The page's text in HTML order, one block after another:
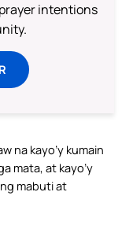
intentions
na kayo’y kumain
mata, at kayo’y
mabuti at